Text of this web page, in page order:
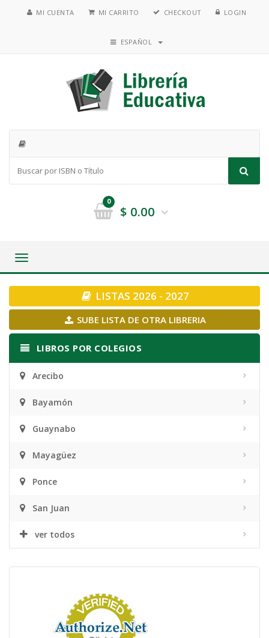
MI CUENTA MI CARRITO CHECKOUT LOGIN
ESPAÑOL
0
$ 0.00
Toggle
LISTAS 2026 - 2027
SUBE LISTA DE OTRA LIBRERIA
LIBROS POR COLEGIOS
Arecibo
Bayamón
Guaynabo
Mayagüez
Ponce
San Juan
ver todos